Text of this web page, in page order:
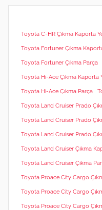
Toyota C-HR Çıkma Kaporta
Toyota Fortuner Çıkma
Toyota Fortuner Çıkma Parça
Toyota Hi-Ace Çıkma Kaporta
Toyota Hi-Ace Çıkma Parça
Toyota Land Cruiser Prado
Toyota Land Cruiser Prado
Toyota Land Cruiser Prado
Toyota Land Cruiser Çıkma
Toyota Land Cruiser Çıkma
Toyota Proace City Cargo
Toyota Proace City Cargo
Toyota Proace City Cargo